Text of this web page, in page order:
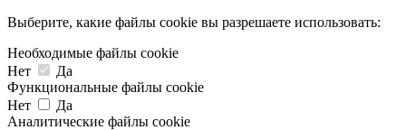
Выберите, какие файлы cookie вы разрешаете использовать:
Необходимые файлы cookie
Нет
Да
Функциональные файлы cookie
Нет
Да
Аналитические файлы cookie